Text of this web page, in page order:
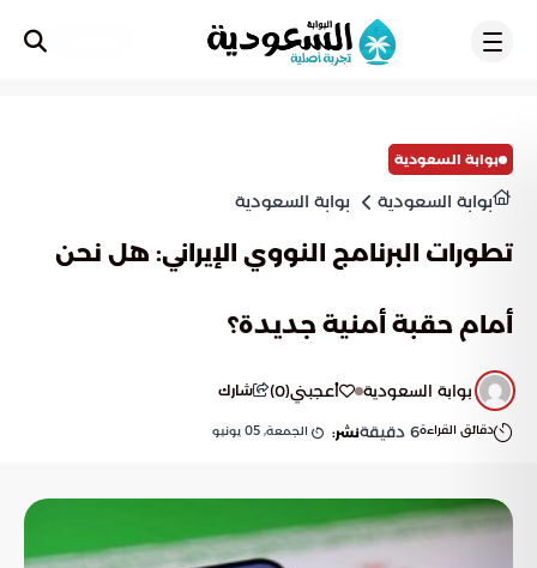
بوابة السعودية
بوابة السعودية بوابة السعودية
تطورات البرنامج النووي الإيراني: هل نحن
أمام حقبة أمنية جديدة؟
بوابة السعودية أعجبني(
0
) شارك
دقائق القراءة6 دقيقةنشر: الجمعة, 05 يونيو